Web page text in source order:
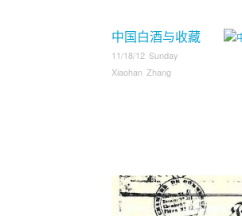
中国白酒与收藏
11/18/12 Sunday
Xiaohan Zhang